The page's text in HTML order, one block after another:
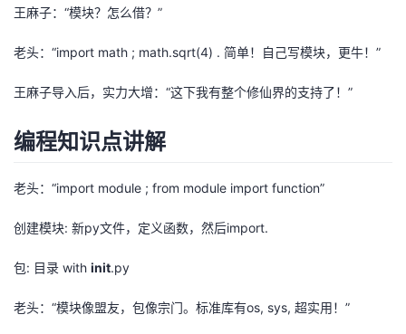
者
博
客
的
论
我
的
我
王麻子：“模块？怎么借？”
老头：“import math ; math.sqrt(4) . 简单！自己写模块，更牛！”
王麻子导入后，实力大增：“这下我有整个修仙界的支持了！”
编程知识点讲解
老头：“import module ; from module import function”
创建模块: 新py文件，定义函数，然后import.
包: 目录 with init.py
老头：“模块像盟友，包像宗门。标准库有os, sys, 超实用！”